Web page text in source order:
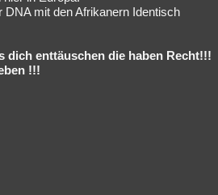
DNA mit den Afrikanern Identisch
dich enttäuschen die haben Recht!!!
!!!